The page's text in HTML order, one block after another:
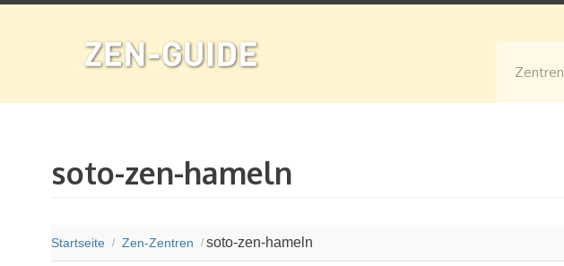
Zentren
soto-zen-hameln
Startseite / Zen-Zentren / soto-zen-hameln